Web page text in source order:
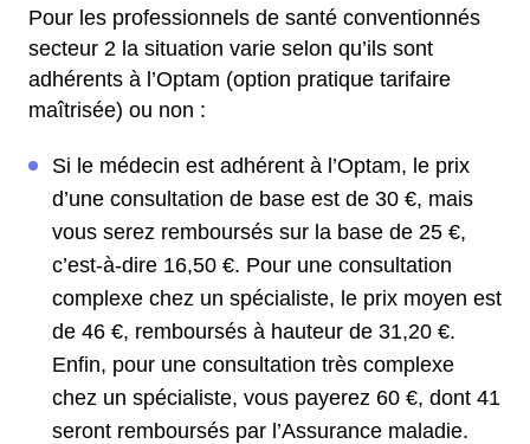
Pour les professionnels de santé conventionnés
secteur 2 la situation varie selon qu’ils sont
adhérents à l’Optam (option pratique tarifaire
maîtrisée) ou non :
Si le médecin est adhérent à l’Optam, le prix
d’une consultation de base est de 30 €, mais
vous serez remboursés sur la base de 25 €,
c’est-à-dire 16,50 €. Pour une consultation
complexe chez un spécialiste, le prix moyen est
de 46 €, remboursés à hauteur de 31,20 €.
Enfin, pour une consultation très complexe
chez un spécialiste, vous payerez 60 €, dont 41
seront remboursés par l’Assurance maladie.